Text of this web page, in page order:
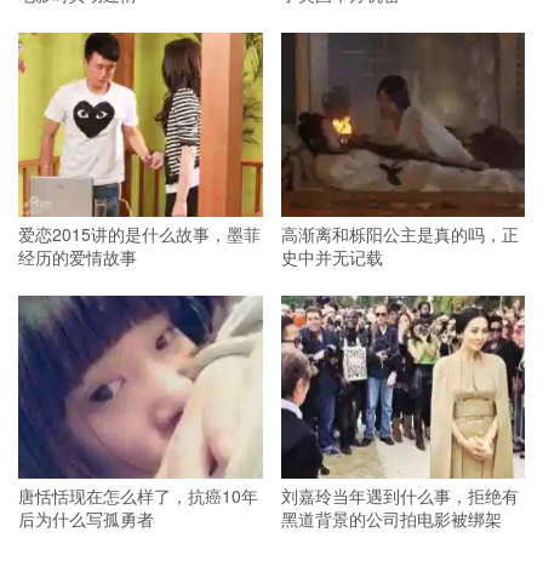
爱恋2015讲的是什么故事，墨菲
经历的爱情故事
高渐离和栎阳公主是真的吗，正
史中并无记载
唐恬恬现在怎么样了，抗癌10年
后为什么写孤勇者
刘嘉玲当年遇到什么事，拒绝有
黑道背景的公司拍电影被绑架